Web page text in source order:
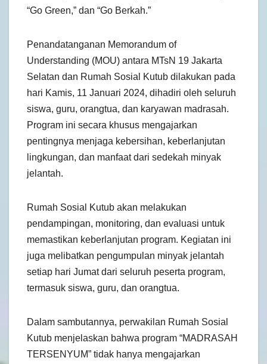
“Go Green,” dan “Go Berkah.”
Penandatanganan Memorandum of
Understanding (MOU) antara MTsN 19 Jakarta
Selatan dan Rumah Sosial Kutub dilakukan pada
hari Kamis, 11 Januari 2024, dihadiri oleh seluruh
siswa, guru, orangtua, dan karyawan madrasah.
Program ini secara khusus mengajarkan
pentingnya menjaga kebersihan, keberlanjutan
lingkungan, dan manfaat dari sedekah minyak
jelantah.
Rumah Sosial Kutub akan melakukan
pendampingan, monitoring, dan evaluasi untuk
memastikan keberlanjutan program. Kegiatan ini
juga melibatkan pengumpulan minyak jelantah
setiap hari Jumat dari seluruh peserta program,
termasuk siswa, guru, dan orangtua.
Dalam sambutannya, perwakilan Rumah Sosial
Kutub menjelaskan bahwa program “MADRASAH
TERSENYUM” tidak hanya mengajarkan